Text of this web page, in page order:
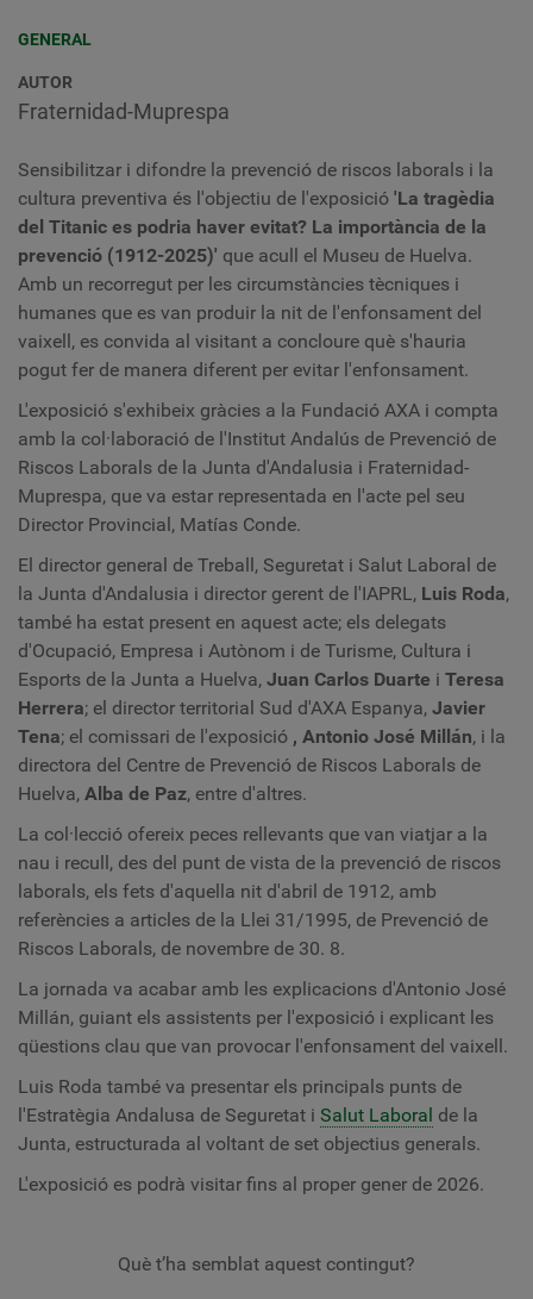
GENERAL
AUTOR
Fraternidad-Muprespa
Sensibilitzar i difondre la prevenció de riscos laborals i la
cultura preventiva és l'objectiu de l'exposició 'La tragèdia
del Titanic es podria haver evitat? La importància de la
prevenció (1912-2025)' que acull el Museu de Huelva.
Amb un recorregut per les circumstàncies tècniques i
humanes que es van produir la nit de l'enfonsament del
vaixell, es convida al visitant a concloure què s'hauria
pogut fer de manera diferent per evitar l'enfonsament.
L'exposició s'exhibeix gràcies a la Fundació AXA i compta
amb la col·laboració de l'Institut Andalús de Prevenció de
Riscos Laborals de la Junta d'Andalusia i Fraternidad-
Muprespa, que va estar representada en l'acte pel seu
Director Provincial, Matías Conde.
El director general de Treball, Seguretat i Salut Laboral de
la Junta d'Andalusia i director gerent de l'IAPRL, Luis Roda,
també ha estat present en aquest acte; els delegats
d'Ocupació, Empresa i Autònom i de Turisme, Cultura i
Esports de la Junta a Huelva, Juan Carlos Duarte i Teresa
Herrera; el director territorial Sud d'AXA Espanya, Javier
Tena; el comissari de l'exposició , Antonio José Millán, i la
directora del Centre de Prevenció de Riscos Laborals de
Huelva, Alba de Paz, entre d'altres.
La col·lecció ofereix peces rellevants que van viatjar a la
nau i recull, des del punt de vista de la prevenció de riscos
laborals, els fets d'aquella nit d'abril de 1912, amb
referències a articles de la Llei 31/1995, de Prevenció de
Riscos Laborals, de novembre de 30. 8.
La jornada va acabar amb les explicacions d'Antonio José
Millán, guiant els assistents per l'exposició i explicant les
qüestions clau que van provocar l'enfonsament del vaixell.
Luis Roda també va presentar els principals punts de
l'Estratègia Andalusa de Seguretat i Salut Laboral de la
Junta, estructurada al voltant de set objectius generals.
L'exposició es podrà visitar fins al proper gener de 2026.
Què t’ha semblat aquest contingut?